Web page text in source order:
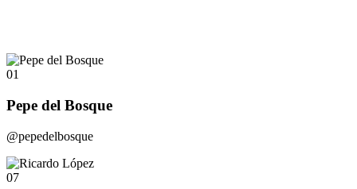
01
Pepe del Bosque
@pepedelbosque
07